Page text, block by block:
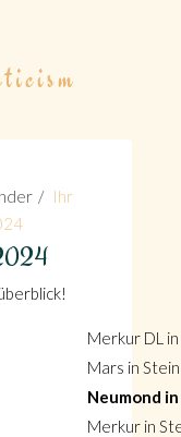
Ihr
Merkur DL
Mars in
Neumond
Merkur in